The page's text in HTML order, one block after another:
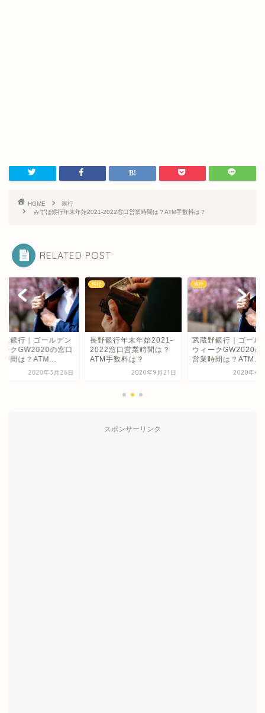
HOME
銀行
みずほ銀行年末年始2021-2022窓口営業時間は？ATM手数料は？
RELATED POST
二銀行｜ゴールデン
ークGW2020の窓口
時間は？ATM...
2020年3月26日
銀行
長野銀行年末年始2021-
2022窓口営業時間は？
ATM手数料は？
2020年9月21日
銀行
武蔵野銀行｜ゴール
ウィークGW2020の
営業時間は？ATM...
2020年4
スポンサーリンク